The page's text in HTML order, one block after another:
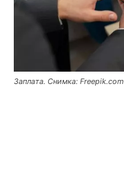
Заплата. Снимка: Freepik.com